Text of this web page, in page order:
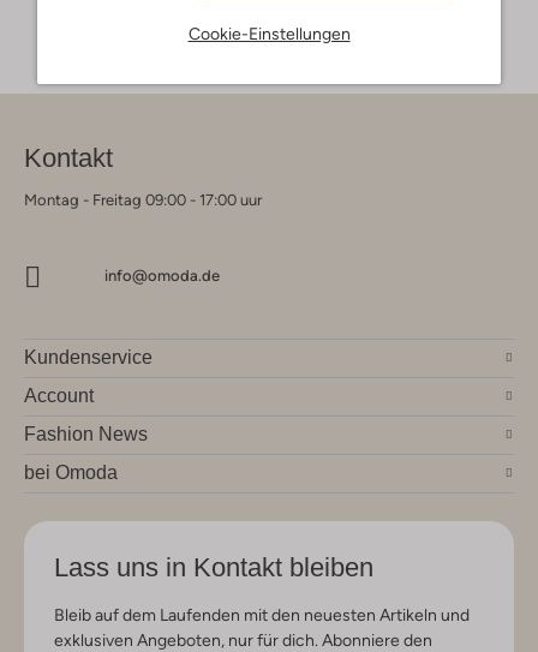
Cookie-Einstellungen
Kontakt
Montag - Freitag 09:00 - 17:00 uur
info@omoda.de
Kundenservice
Account
Fashion News
bei Omoda
Lass uns in Kontakt bleiben
Bleib auf dem Laufenden mit den neuesten Artikeln und
exklusiven Angeboten, nur für dich. Abonniere den